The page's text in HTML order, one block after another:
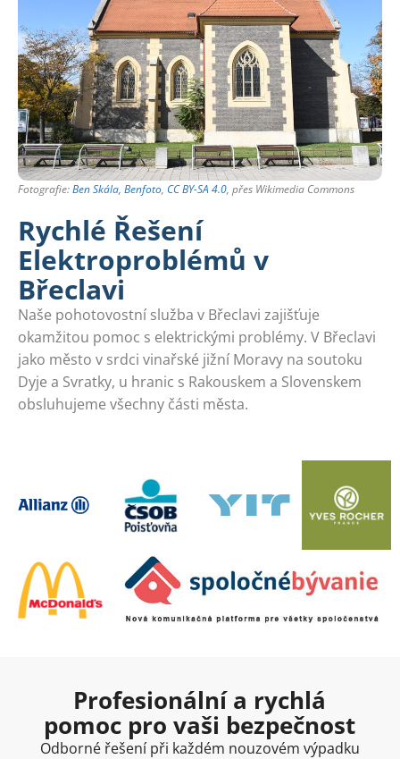
Fotografie:Ben Skála, Benfoto, CC BY-SA 4.0, přes Wikimedia Commons
Rychlé Řešení
Elektroproblémů v
Břeclavi
Naše pohotovostní služba v Břeclavi zajišťuje
okamžitou pomoc s elektrickými problémy. V Břeclavi
jako město v srdci vinařské jižní Moravy na soutoku
Dyje a Svratky, u hranic s Rakouskem a Slovenskem
obsluhujeme všechny části města.
Profesionální a rychlá
pomoc pro vaši bezpečnost
Odborné řešení při každém nouzovém výpadku